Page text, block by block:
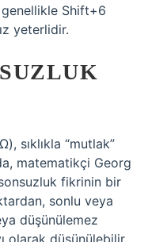
Shift+6
yeterlidir.
sıklıkla “mutlak”
matematikçi Georg
fikrinin bir
sonlu veya
düşünülemez
olarak düşünülebilir.